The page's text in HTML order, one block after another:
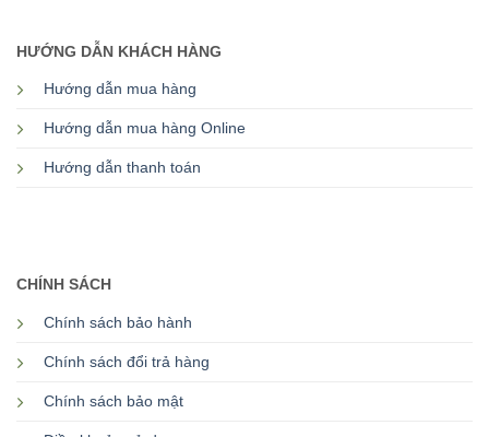
HƯỚNG DẪN KHÁCH HÀNG
Hướng dẫn mua hàng
Hướng dẫn mua hàng Online
Hướng dẫn thanh toán
CHÍNH SÁCH
Chính sách bảo hành
Chính sách đổi trả hàng
Chính sách bảo mật